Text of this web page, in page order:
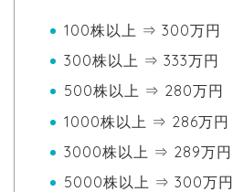
100株以上 ⇒ 300万円
300株以上 ⇒ 333万円
500株以上 ⇒ 280万円
1000株以上 ⇒ 286万円
3000株以上 ⇒ 289万円
5000株以上 ⇒ 300万円